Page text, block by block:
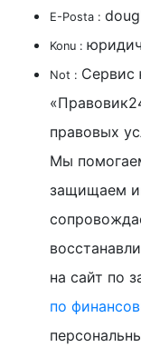
E-Posta :
Konu :
Not : Сервис
правовых
Мы
защищаем
на сайт по
по